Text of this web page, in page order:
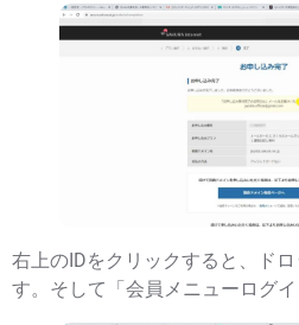
右上のIDをクリックすると、ド
す。そして「会員メニューログイ